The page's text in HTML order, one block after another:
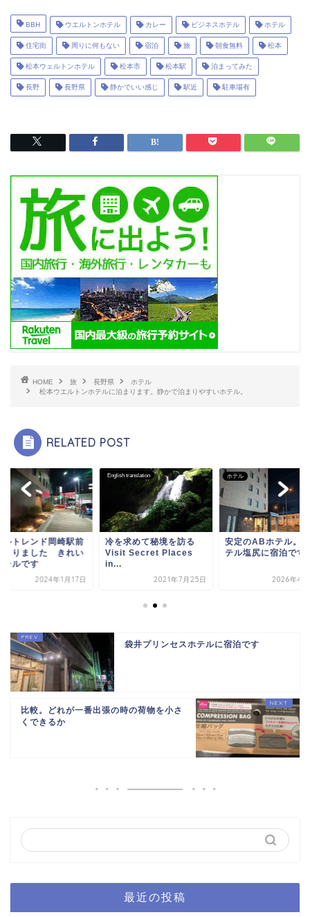
BBH ウエルトンホテル カレー ビジネスホテル ホテル
住宅街 周りに何もない 宿泊 旅 朝食無料 松本
松本ウェルトンホテル 松本市 松本駅 泊まってみた
長野 長野県 静かでいい感じ 駅近 駐車場有
HOME 旅 長野県
ホテル
松本ウエルトンホテルに泊まります。静かで泊まりやすいホテル。
RELATED POST
ルトレンド岡崎駅前
まりました きれい
テルです
2024年1月17日
English translation
冷を求めて秘境を訪る
Visit Secret Places
in...
2021年7月25日
ホテル
安定のABホテル。
テル塩尻に宿泊です
2026年4
袋井プリンセスホテルに宿泊です
比較。どれが一番出張の時の荷物を小さ
くできるか
最近の投稿